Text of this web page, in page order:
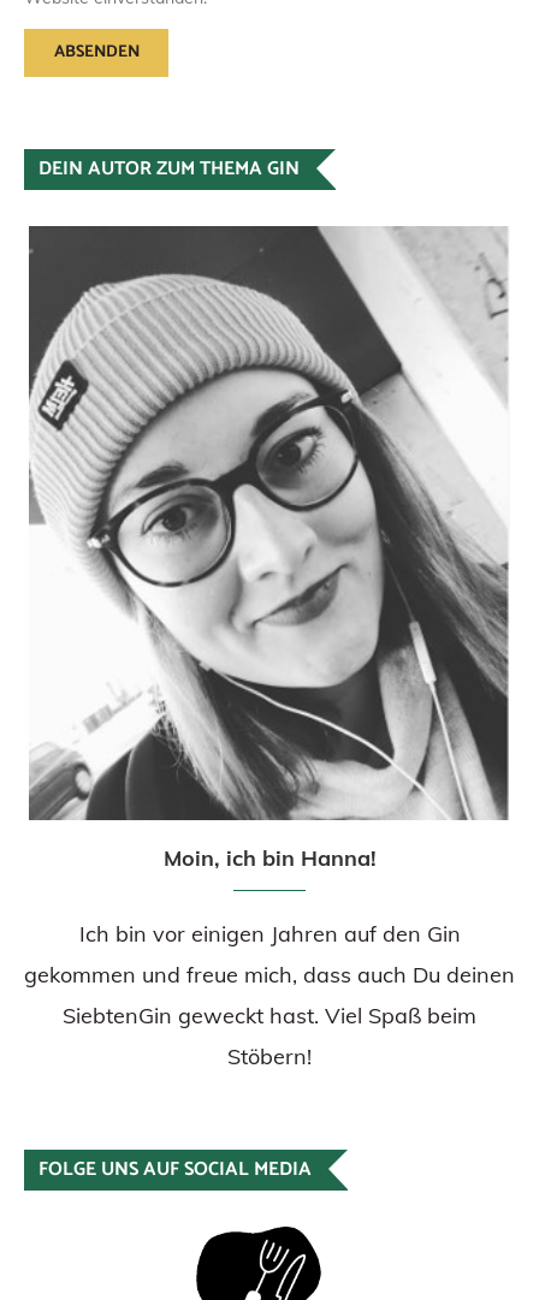
DEIN AUTOR ZUM THEMA GIN
Moin, ich bin Hanna!
Ich bin vor einigen Jahren auf den Gin
gekommen und freue mich, dass auch Du deinen
SiebtenGin geweckt hast. Viel Spaß beim
Stöbern!
FOLGE UNS AUF SOCIAL MEDIA